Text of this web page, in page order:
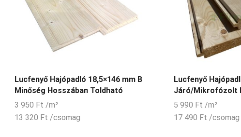
Lucfenyő Hajópadló 18,5×146 mm B
Minőség Hosszában Toldható
3 950 Ft /m²
13 320 Ft /csomag
Lucfenyő
Járó/Mikrofózolt
5 990 Ft /m²
17 490 Ft /csomag